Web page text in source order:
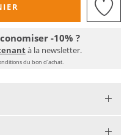
-10% ?
à la newsletter.
du bon d'achat.